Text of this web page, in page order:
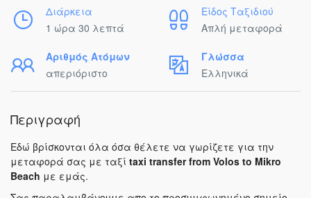
Διάρκεια
1 ώρα 30 λεπτά
Είδος Ταξιδιού
Απλή μεταφορά
Αριθμός Ατόμων
απεριόριστο
Γλώσσα
Ελληνικά
Περιγραφή
Εδώ βρίσκονται όλα όσα θέλετε να γωρίζετε για την
μεταφορά σας με ταξί taxi transfer from Volos to Mikro
Beach με εμάς.